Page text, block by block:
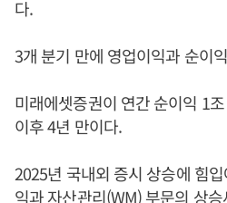
다.
3개 분기 만에 영업이익과 순이
미래에셋증권이 연간 순이익 1
이후 4년 만이다.
2025년 국내외 증시 상승에 힘
익과 자산관리(WM) 부문의 상